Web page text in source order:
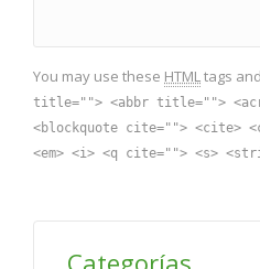
You may use these HTMLtags
title=""> <abbr title="">
<blockquote cite=""> <cite>
<em> <i> <q cite=""> <s>
Categorías